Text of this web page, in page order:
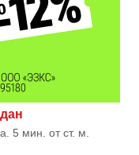
5 мин. от ст. м.